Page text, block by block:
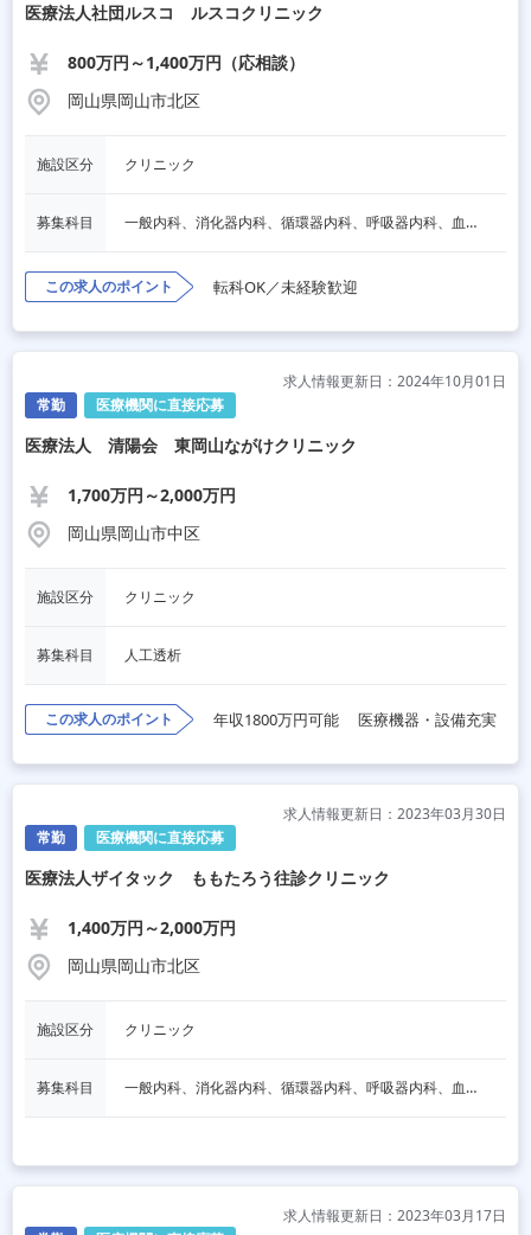
医療法人社団ルスコ ルスコクリニック
800万円～1,400万円（応相談）
岡山県岡山市北区
施設区分 クリニック
募集科目 一般内科、消化器内科、循環器内科、呼吸器内科、血液内科、心療内科、脳神経内科、内分泌内科、老人内科、リハビリテーション科、その他
この求人のポイント 転科OK／未経験歓迎
常勤 医療機関に直接応募
求人情報更新日：2024年10月01日
医療法人 清陽会 東岡山ながけクリニック
1,700万円～2,000万円
岡山県岡山市中区
施設区分 クリニック
募集科目 人工透析
この求人のポイント 年収1800万円可能 医療機器・設備充実
常勤 医療機関に直接応募
求人情報更新日：2023年03月30日
医療法人ザイタック ももたろう往診クリニック
1,400万円～2,000万円
岡山県岡山市北区
施設区分 クリニック
募集科目 一般内科、消化器内科、循環器内科、呼吸器内科、血液内科、心療内科、脳神経内科、内分泌内科、老人内科、一般外科、消化器外科、心臓外科、呼吸器外科、脳神経外科、整形外科、麻酔科
求人情報更新日：2023年03月17日